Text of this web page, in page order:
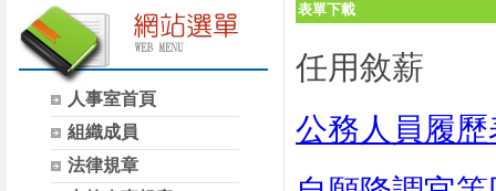
人事室首頁
組織成員
法律規章
表單下載
任用敘薪
公務人員履歷